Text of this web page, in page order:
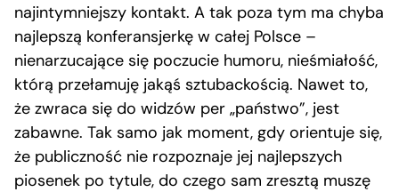
najintymniejszy kontakt. A tak poza tym ma chyba
najlepszą konferansjerkę w całej Polsce –
nienarzucające się poczucie humoru, nieśmiałość,
którą przełamuję jakąś sztubackością. Nawet to,
że zwraca się do widzów per „państwo”, jest
zabawne. Tak samo jak moment, gdy orientuje się,
że publiczność nie rozpoznaje jej najlepszych
piosenek po tytule, do czego sam zresztą muszę